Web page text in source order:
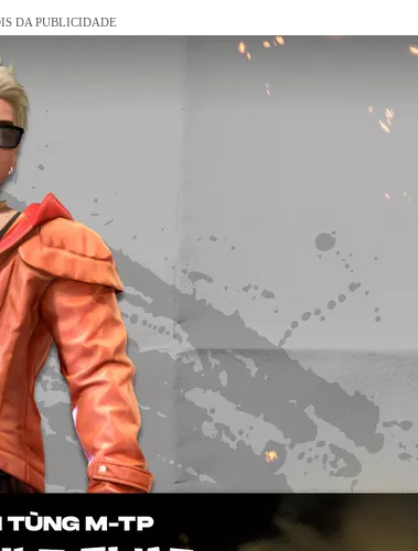
DA PUBLICIDADE